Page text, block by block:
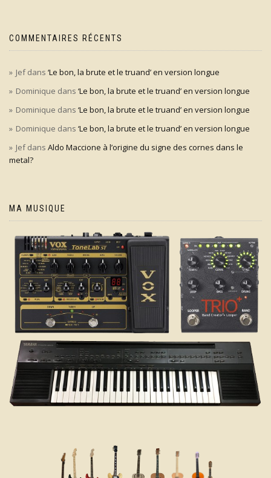
COMMENTAIRES RÉCENTS
Jefdans ‘Le bon, la brute et le truand’ en version longue
Dominique dans ‘Le bon, la brute et le truand’ en version longue
Dominique dans ‘Le bon, la brute et le truand’ en version longue
Dominique dans ‘Le bon, la brute et le truand’ en version longue
Jefdans Aldo Maccione à l’origine du signe des cornes dans le
metal?
MA MUSIQUE